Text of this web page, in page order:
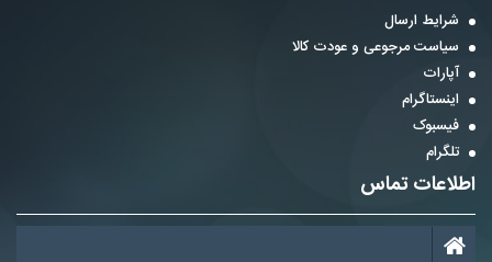
شرایط ارسال
سیاست مرجوعی و عودت کالا
آپارات
اینستاگرام
فیسبوک
تلگرام
اطلاعات تماس